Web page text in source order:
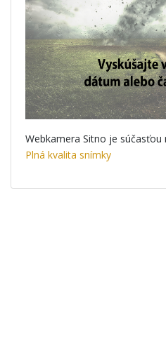
Webkamera Sitno je súčasťou
Plná kvalita snímky